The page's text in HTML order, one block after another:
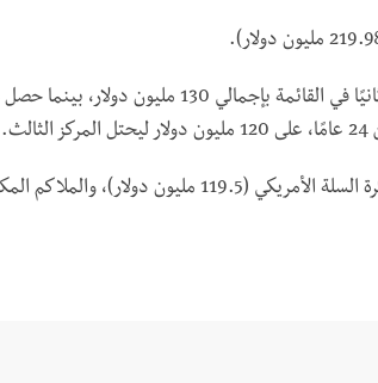
وجاء الأرجنتيني ميسي (35 عامًا) مهاجم باريس سان جيرمان ثانيًا في القائمة بإجمالي 130 مليون
واختتم ليبرون جيمس لاعب لوس أنجليس ليكرز ونجم دوري كرة السلة الأمريكي (119.5 مليون